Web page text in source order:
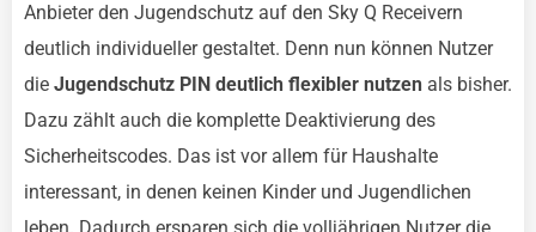
Anbieter den Jugendschutz auf den Sky Q Receivern
deutlich individueller gestaltet. Denn nun können Nutzer
die Jugendschutz PIN deutlich flexibler nutzen als bisher.
Dazu zählt auch die komplette Deaktivierung des
Sicherheitscodes. Das ist vor allem für Haushalte
interessant, in denen keinen Kinder und Jugendlichen